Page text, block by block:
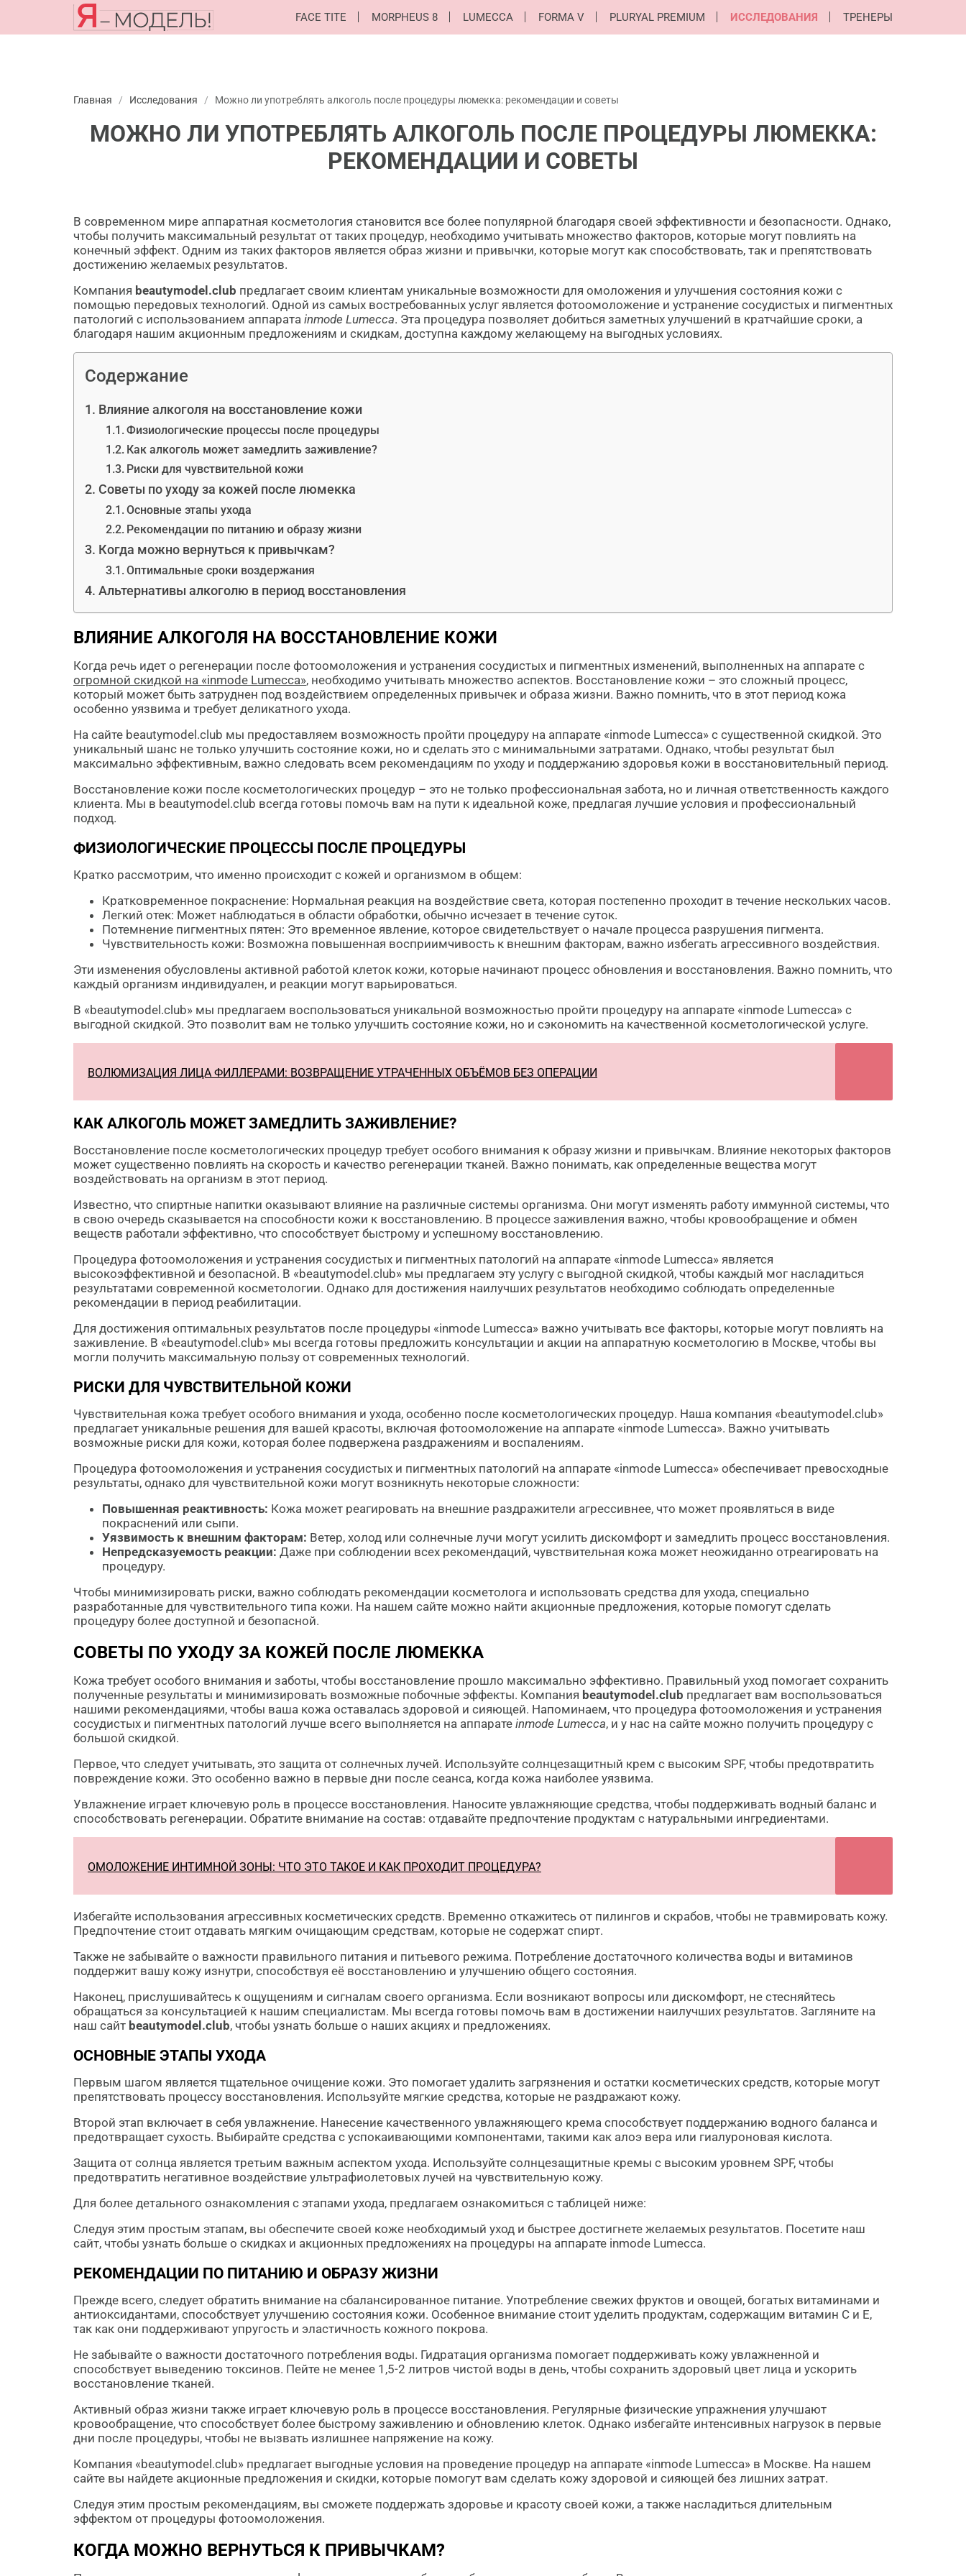
FACE TITE MORPHEUS 8 LUMECCA FORMA V PLURYAL PREMIUM ИССЛЕДОВАНИЯ ТРЕНЕРЫ
Главная / Исследования / Можно ли употреблять алкоголь после процедуры люмекка: рекомендации и советы
МОЖНО ЛИ УПОТРЕБЛЯТЬ АЛКОГОЛЬ ПОСЛЕ ПРОЦЕДУРЫ ЛЮМЕККА:
РЕКОМЕНДАЦИИ И СОВЕТЫ
В современном мире аппаратная косметология становится все более популярной благодаря своей эффективности и безопасности. Однако,
чтобы получить максимальный результат от таких процедур, необходимо учитывать множество факторов, которые могут повлиять на
конечный эффект. Одним из таких факторов является образ жизни и привычки, которые могут как способствовать, так и препятствовать
достижению желаемых результатов.
Компания beautymodel.club предлагает своим клиентам уникальные возможности для омоложения и улучшения состояния кожи с
помощью передовых технологий. Одной из самых востребованных услуг является фотоомоложение и устранение сосудистых и пигментных
патологий с использованием аппарата inmode Lumecca. Эта процедура позволяет добиться заметных улучшений в кратчайшие сроки, а
благодаря нашим акционным предложениям и скидкам, доступна каждому желающему на выгодных условиях.
Содержание
Влияние алкоголя на восстановление кожи
Физиологические процессы после процедуры
Как алкоголь может замедлить заживление?
Риски для чувствительной кожи
Советы по уходу за кожей после люмекка
Основные этапы ухода
Рекомендации по питанию и образу жизни
Когда можно вернуться к привычкам?
Оптимальные сроки воздержания
Альтернативы алкоголю в период восстановления
ВЛИЯНИЕ АЛКОГОЛЯ НА ВОССТАНОВЛЕНИЕ КОЖИ
Когда речь идет о регенерации после фотоомоложения и устранения сосудистых и пигментных изменений, выполненных на аппарате с
огромной скидкой на «inmode Lumecca», необходимо учитывать множество аспектов. Восстановление кожи – это сложный процесс,
который может быть затруднен под воздействием определенных привычек и образа жизни. Важно помнить, что в этот период кожа
особенно уязвима и требует деликатного ухода.
На сайте beautymodel.club мы предоставляем возможность пройти процедуру на аппарате «inmode Lumecca» с существенной скидкой. Это
уникальный шанс не только улучшить состояние кожи, но и сделать это с минимальными затратами. Однако, чтобы результат был
максимально эффективным, важно следовать всем рекомендациям по уходу и поддержанию здоровья кожи в восстановительный период.
Восстановление кожи после косметологических процедур – это не только профессиональная забота, но и личная ответственность каждого
клиента. Мы в beautymodel.club всегда готовы помочь вам на пути к идеальной коже, предлагая лучшие условия и профессиональный
подход.
ФИЗИОЛОГИЧЕСКИЕ ПРОЦЕССЫ ПОСЛЕ ПРОЦЕДУРЫ
Кратко рассмотрим, что именно происходит с кожей и организмом в общем:
Кратковременное покраснение: Нормальная реакция на воздействие света, которая постепенно проходит в течение нескольких часов.
Легкий отек: Может наблюдаться в области обработки, обычно исчезает в течение суток.
Потемнение пигментных пятен: Это временное явление, которое свидетельствует о начале процесса разрушения пигмента.
Чувствительность кожи: Возможна повышенная восприимчивость к внешним факторам, важно избегать агрессивного воздействия.
Эти изменения обусловлены активной работой клеток кожи, которые начинают процесс обновления и восстановления. Важно помнить, что
каждый организм индивидуален, и реакции могут варьироваться.
В «beautymodel.club» мы предлагаем воспользоваться уникальной возможностью пройти процедуру на аппарате «inmode Lumecca» с
выгодной скидкой. Это позволит вам не только улучшить состояние кожи, но и сэкономить на качественной косметологической услуге.
ВОЛЮМИЗАЦИЯ ЛИЦА ФИЛЛЕРАМИ: ВОЗВРАЩЕНИЕ УТРАЧЕННЫХ ОБЪЁМОВ БЕЗ ОПЕРАЦИИ
КАК АЛКОГОЛЬ МОЖЕТ ЗАМЕДЛИТЬ ЗАЖИВЛЕНИЕ?
Восстановление после косметологических процедур требует особого внимания к образу жизни и привычкам. Влияние некоторых факторов
может существенно повлиять на скорость и качество регенерации тканей. Важно понимать, как определенные вещества могут
воздействовать на организм в этот период.
Известно, что спиртные напитки оказывают влияние на различные системы организма. Они могут изменять работу иммунной системы, что
в свою очередь сказывается на способности кожи к восстановлению. В процессе заживления важно, чтобы кровообращение и обмен
веществ работали эффективно, что способствует быстрому и успешному восстановлению.
Процедура фотоомоложения и устранения сосудистых и пигментных патологий на аппарате «inmode Lumecca» является
высокоэффективной и безопасной. В «beautymodel.club» мы предлагаем эту услугу с выгодной скидкой, чтобы каждый мог насладиться
результатами современной косметологии. Однако для достижения наилучших результатов необходимо соблюдать определенные
рекомендации в период реабилитации.
Для достижения оптимальных результатов после процедуры «inmode Lumecca» важно учитывать все факторы, которые могут повлиять на
заживление. В «beautymodel.club» мы всегда готовы предложить консультации и акции на аппаратную косметологию в Москве, чтобы вы
могли получить максимальную пользу от современных технологий.
РИСКИ ДЛЯ ЧУВСТВИТЕЛЬНОЙ КОЖИ
Чувствительная кожа требует особого внимания и ухода, особенно после косметологических процедур. Наша компания «beautymodel.club»
предлагает уникальные решения для вашей красоты, включая фотоомоложение на аппарате «inmode Lumecca». Важно учитывать
возможные риски для кожи, которая более подвержена раздражениям и воспалениям.
Процедура фотоомоложения и устранения сосудистых и пигментных патологий на аппарате «inmode Lumecca» обеспечивает превосходные
результаты, однако для чувствительной кожи могут возникнуть некоторые сложности:
Повышенная реактивность: Кожа может реагировать на внешние раздражители агрессивнее, что может проявляться в виде
покраснений или сыпи.
Уязвимость к внешним факторам: Ветер, холод или солнечные лучи могут усилить дискомфорт и замедлить процесс восстановления.
Непредсказуемость реакции: Даже при соблюдении всех рекомендаций, чувствительная кожа может неожиданно отреагировать на
процедуру.
Чтобы минимизировать риски, важно соблюдать рекомендации косметолога и использовать средства для ухода, специально
разработанные для чувствительного типа кожи. На нашем сайте можно найти акционные предложения, которые помогут сделать
процедуру более доступной и безопасной.
СОВЕТЫ ПО УХОДУ ЗА КОЖЕЙ ПОСЛЕ ЛЮМЕККА
Кожа требует особого внимания и заботы, чтобы восстановление прошло максимально эффективно. Правильный уход помогает сохранить
полученные результаты и минимизировать возможные побочные эффекты. Компания beautymodel.club предлагает вам воспользоваться
нашими рекомендациями, чтобы ваша кожа оставалась здоровой и сияющей. Напоминаем, что процедура фотоомоложения и устранения
сосудистых и пигментных патологий лучше всего выполняется на аппарате inmode Lumecca, и у нас на сайте можно получить процедуру с
большой скидкой.
Первое, что следует учитывать, это защита от солнечных лучей. Используйте солнцезащитный крем с высоким SPF, чтобы предотвратить
повреждение кожи. Это особенно важно в первые дни после сеанса, когда кожа наиболее уязвима.
Увлажнение играет ключевую роль в процессе восстановления. Наносите увлажняющие средства, чтобы поддерживать водный баланс и
способствовать регенерации. Обратите внимание на состав: отдавайте предпочтение продуктам с натуральными ингредиентами.
ОМОЛОЖЕНИЕ ИНТИМНОЙ ЗОНЫ: ЧТО ЭТО ТАКОЕ И КАК ПРОХОДИТ ПРОЦЕДУРА?
Избегайте использования агрессивных косметических средств. Временно откажитесь от пилингов и скрабов, чтобы не травмировать кожу.
Предпочтение стоит отдавать мягким очищающим средствам, которые не содержат спирт.
Также не забывайте о важности правильного питания и питьевого режима. Потребление достаточного количества воды и витаминов
поддержит вашу кожу изнутри, способствуя её восстановлению и улучшению общего состояния.
Наконец, прислушивайтесь к ощущениям и сигналам своего организма. Если возникают вопросы или дискомфорт, не стесняйтесь
обращаться за консультацией к нашим специалистам. Мы всегда готовы помочь вам в достижении наилучших результатов. Загляните на
наш сайт beautymodel.club, чтобы узнать больше о наших акциях и предложениях.
ОСНОВНЫЕ ЭТАПЫ УХОДА
Первым шагом является тщательное очищение кожи. Это помогает удалить загрязнения и остатки косметических средств, которые могут
препятствовать процессу восстановления. Используйте мягкие средства, которые не раздражают кожу.
Второй этап включает в себя увлажнение. Нанесение качественного увлажняющего крема способствует поддержанию водного баланса и
предотвращает сухость. Выбирайте средства с успокаивающими компонентами, такими как алоэ вера или гиалуроновая кислота.
Защита от солнца является третьим важным аспектом ухода. Используйте солнцезащитные кремы с высоким уровнем SPF, чтобы
предотвратить негативное воздействие ультрафиолетовых лучей на чувствительную кожу.
Для более детального ознакомления с этапами ухода, предлагаем ознакомиться с таблицей ниже:
Следуя этим простым этапам, вы обеспечите своей коже необходимый уход и быстрее достигнете желаемых результатов. Посетите наш
сайт, чтобы узнать больше о скидках и акционных предложениях на процедуры на аппарате inmode Lumecca.
РЕКОМЕНДАЦИИ ПО ПИТАНИЮ И ОБРАЗУ ЖИЗНИ
Прежде всего, следует обратить внимание на сбалансированное питание. Употребление свежих фруктов и овощей, богатых витаминами и
антиоксидантами, способствует улучшению состояния кожи. Особенное внимание стоит уделить продуктам, содержащим витамин С и Е,
так как они поддерживают упругость и эластичность кожного покрова.
Не забывайте о важности достаточного потребления воды. Гидратация организма помогает поддерживать кожу увлажненной и
способствует выведению токсинов. Пейте не менее 1,5-2 литров чистой воды в день, чтобы сохранить здоровый цвет лица и ускорить
восстановление тканей.
Активный образ жизни также играет ключевую роль в процессе восстановления. Регулярные физические упражнения улучшают
кровообращение, что способствует более быстрому заживлению и обновлению клеток. Однако избегайте интенсивных нагрузок в первые
дни после процедуры, чтобы не вызвать излишнее напряжение на кожу.
Компания «beautymodel.club» предлагает выгодные условия на проведение процедур на аппарате «inmode Lumecca» в Москве. На нашем
сайте вы найдете акционные предложения и скидки, которые помогут вам сделать кожу здоровой и сияющей без лишних затрат.
Следуя этим простым рекомендациям, вы сможете поддержать здоровье и красоту своей кожи, а также насладиться длительным
эффектом от процедуры фотоомоложения.
КОГДА МОЖНО ВЕРНУТЬСЯ К ПРИВЫЧКАМ?